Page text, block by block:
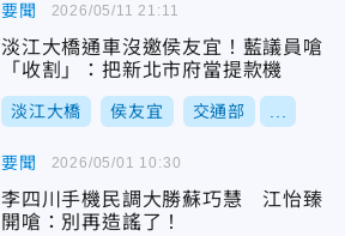
要聞
淡江大橋通車沒邀侯友宜！藍議員嗆
「收割」：把新北市府當提款機
淡江大橋 侯友宜 交通部
2026/05/11 21:11
要聞
李四川手機民調大勝蘇巧慧 江怡臻
開嗆：別再造謠了！
2026/05/01 10:30